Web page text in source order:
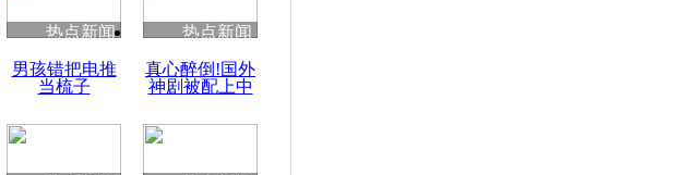
热点新闻
男孩错把电推
当梳子
热点新闻
真心醉倒!国外
神剧被配上中